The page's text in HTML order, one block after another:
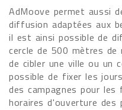
AdMoove permet aussi
diffusion adaptées aux
il est ainsi possible de
cercle de 500 mètres de
de cibler une ville ou un
possible de fixer les
des campagnes pour
horaires d'ouverture des